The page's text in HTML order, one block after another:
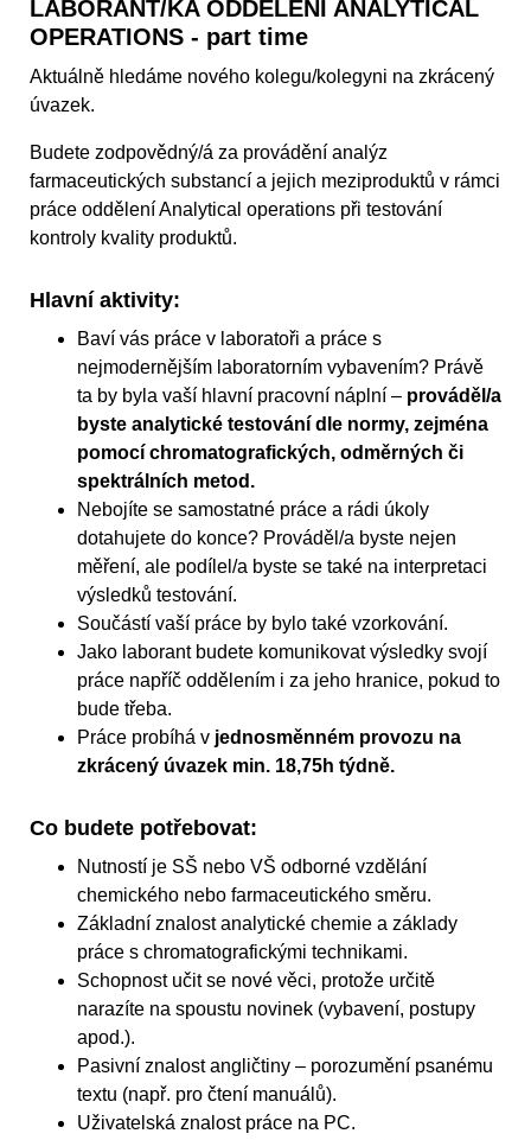
LABORANT/KA ODDĚLENÍ ANALYTICAL
OPERATIONS - part time
Aktuálně hledáme nového kolegu/kolegyni na zkrácený
úvazek.
Budete zodpovědný/á za provádění analýz
farmaceutických substancí a jejich meziproduktů v rámci
práce oddělení Analytical operations při testování
kontroly kvality produktů.
Hlavní aktivity:
Baví vás práce v laboratoři a práce s
nejmodernějším laboratorním vybavením? Právě
ta by byla vaší hlavní pracovní náplní – prováděl/a
byste analytické testování dle normy, zejména
pomocí chromatografických, odměrných či
spektrálních metod.
Nebojíte se samostatné práce a rádi úkoly
dotahujete do konce? Prováděl/a byste nejen
měření, ale podílel/a byste se také na interpretaci
výsledků testování.
Součástí vaší práce by bylo také vzorkování.
Jako laborant budete komunikovat výsledky svojí
práce napříč oddělením i za jeho hranice, pokud to
bude třeba.
Práce probíhá v jednosměnném provozu na
zkrácený úvazek min. 18,75h týdně.
Co budete potřebovat:
Nutností je SŠ nebo VŠ odborné vzdělání
chemického nebo farmaceutického směru.
Základní znalost analytické chemie a základy
práce s chromatografickými technikami.
Schopnost učit se nové věci, protože určitě
narazíte na spoustu novinek (vybavení, postupy
apod.).
Pasivní znalost angličtiny – porozumění psanému
textu (např. pro čtení manuálů).
Uživatelská znalost práce na PC.